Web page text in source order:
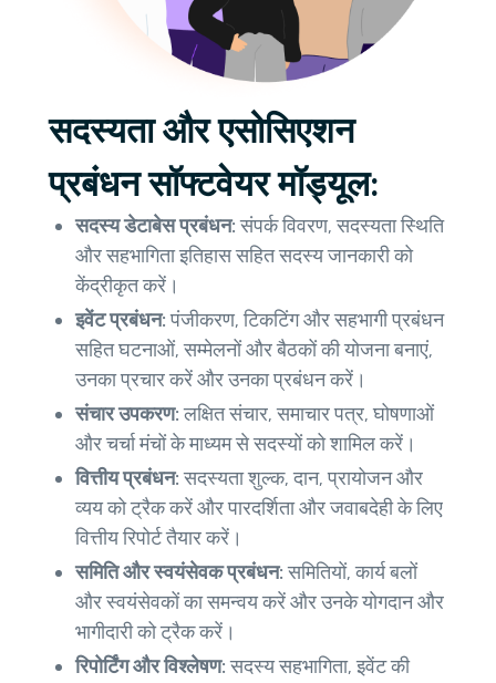
सदस्यता और एसोसिएशन
प्रबंधन सॉफ्टवेयर मॉड्यूल:
सदस्य डेटाबेस प्रबंधन:संपर्क विवरण, सदस्यता स्थिति
और सहभागिता इतिहास सहित सदस्य जानकारी को
केंद्रीकृत करें।
इवेंट प्रबंधन:पंजीकरण, टिकटिंग और सहभागी प्रबंधन
सहित घटनाओं, सम्मेलनों और बैठकों की योजना बनाएं,
उनका प्रचार करें और उनका प्रबंधन करें।
संचार उपकरण:लक्षित संचार, समाचार पत्र, घोषणाओं
और चर्चा मंचों के माध्यम से सदस्यों को शामिल करें।
वित्तीय प्रबंधन:सदस्यता शुल्क, दान, प्रायोजन और
व्यय को ट्रैक करें और पारदर्शिता और जवाबदेही के लिए
वित्तीय रिपोर्ट तैयार करें।
समिति और स्वयंसेवक प्रबंधन:समितियों, कार्य बलों
और स्वयंसेवकों का समन्वय करें और उनके योगदान और
भागीदारी को ट्रैक करें।
रिपोर्टिंग और विश्लेषण:सदस्य सहभागिता, इवेंट की